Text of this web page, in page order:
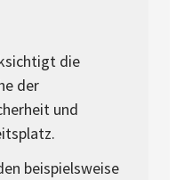
die
der
und
beispielsweise